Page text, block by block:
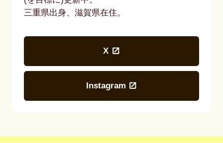
三重県出身、滋賀県在住。
X
Instagram